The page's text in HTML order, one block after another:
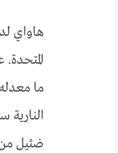
هاواي
ما